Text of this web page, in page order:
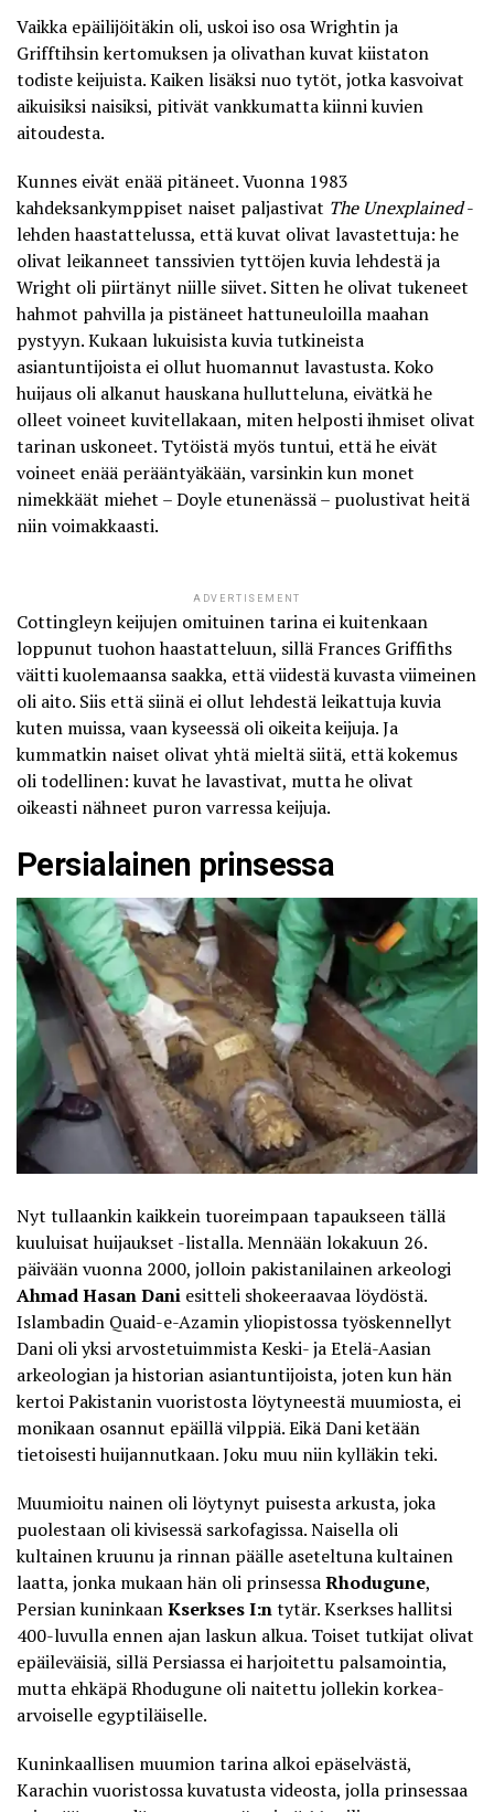
Vaikka epäilijöitäkin oli, uskoi iso osa Wrightin ja
Grifftihsin kertomuksen ja olivathankuvat kiistaton
todiste keijuista. Kaiken lisäksi nuo tytöt, jotka kasvoivat
aikuisiksi naisiksi, pitivät vankkumatta kiinni kuvien
aitoudesta.
Kunnes eivät enää pitäneet. Vuonna 1983
kahdeksankymppiset naiset paljastivat The Unexplained-
lehden haastattelussa, että kuvat olivat lavastettuja: he
olivat leikanneet tanssivien tyttöjen kuvia lehdestä ja
Wright oli piirtänyt niille siivet. Sitten he olivat tukeneet
hahmot pahvilla ja pistäneet hattuneuloilla maahan
pystyyn. Kukaan lukuisista kuvia tutkineista
asiantuntijoista ei ollut huomannut lavastusta. Koko
huijaus oli alkanut hauskana hullutteluna, eivätkä he
olleet voineet kuvitellakaan, miten helposti ihmiset olivat
tarinan uskoneet. Tytöistä myös tuntui, että he eivät
voineet enää perääntyäkään, varsinkin kun monet
nimekkäät miehet – Doyle etunenässä – puolustivat heitä
niin voimakkaasti.
ADVERTISEMENT
Cottingleyn keijujen omituinen tarina ei kuitenkaan
loppunut tuohon haastatteluun, sillä Frances Griffiths
väitti kuolemaansa saakka, että viidestä kuvasta viimeinen
oli aito. Siis että siinä ei ollut lehdestä leikattuja kuvia
kuten muissa, vaan kyseessä oli oikeita keijuja. Ja
kummatkin naiset olivat yhtä mieltä siitä, että kokemus
oli todellinen: kuvat he lavastivat, mutta he olivat
oikeasti nähneet puron varressa keijuja.
Persialainen prinsessa
Nyt tullaankin kaikkein tuoreimpaan tapaukseen tällä
kuuluisat huijaukset -listalla. Mennään lokakuun 26.
päivään vuonna 2000, jolloin pakistanilainen arkeologi
Ahmad Hasan Dani esitteli shokeeraavaa löydöstä.
Islambadin Quaid-e-Azamin yliopistossa työskennellyt
Dani oli yksi arvostetuimmista Keski- ja Etelä-Aasian
arkeologian ja historian asiantuntijoista, joten kun hän
kertoi Pakistanin vuoristosta löytyneestä muumiosta, ei
monikaan osannut epäillä vilppiä. Eikä Dani ketään
tietoisesti huijannutkaan. Joku muu niin kylläkin teki.
Muumioitu nainen oli löytynyt puisesta arkusta, joka
puolestaan oli kivisessä sarkofagissa. Naisella oli
kultainen kruunu ja rinnan päälle aseteltuna kultainen
laatta, jonka mukaan hän oli prinsessaRhodugune,
Persian kuninkaanKserkses I:ntytär. Kserkses hallitsi
400-luvulla ennen ajan laskun alkua. Toiset tutkijat olivat
epäileväisiä, sillä Persiassa ei harjoitettu palsamointia,
mutta ehkäpä Rhodugune oli naitettu jollekin korkea-
arvoiselle egyptiläiselle.
Kuninkaallisen muumion tarina alkoi epäselvästä,
Karachin vuoristossa kuvatusta videosta, jolla prinsessaa